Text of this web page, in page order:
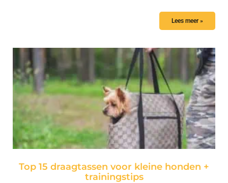
Lees meer »
Top 15 draagtassen voor kleine honden +
trainingstips